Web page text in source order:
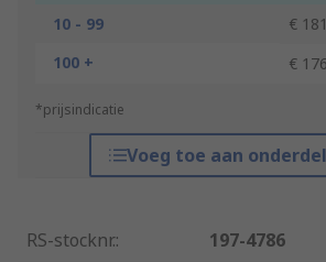
10 - 99
€
100 +
€
*prijsindicatie
Voeg toe aan
RS-stocknr.:
197-4786